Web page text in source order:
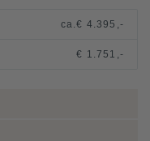
ca.€ 4.395,-
€ 1.751,-